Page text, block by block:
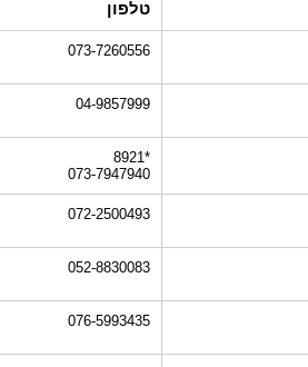
טלפון
073-7260556
04-9857999
*8921
073-7947940
072-2500493
052-8830083
076-5993435